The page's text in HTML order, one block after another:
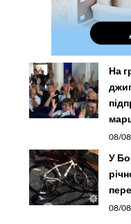
На
08/
У
08/